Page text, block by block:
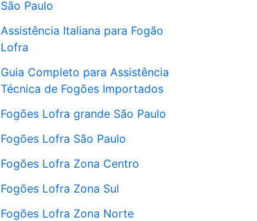
São Paulo
Assistência Italiana para Fogão
Lofra
Guia Completo para Assistência
Técnica de Fogões Importados
Fogões Lofra grande São Paulo
Fogões Lofra São Paulo
Fogões Lofra Zona Centro
Fogões Lofra Zona Sul
Fogões Lofra Zona Norte